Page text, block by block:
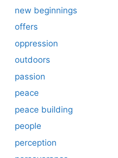
new beginnings
offers
oppression
outdoors
passion
peace
peace building
people
perception